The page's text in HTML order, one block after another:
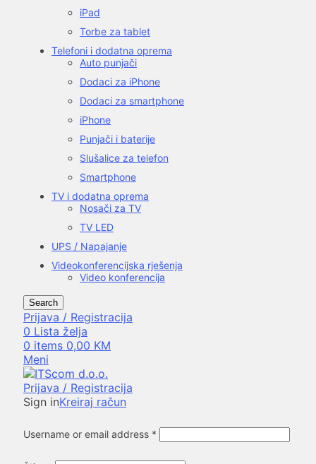
iPad
Torbe za tablet
Telefoni i dodatna oprema
Auto punjači
Dodaci za iPhone
Dodaci za smartphone
iPhone
Punjači i baterije
Slušalice za telefon
Smartphone
TV i dodatna oprema
Nosači za TV
TV LED
UPS / Napajanje
Videokonferencijska rješenja
Video konferencija
Search
Prijava / Registracija
0 Lista želja
0 items 0,00 KM
Meni
Prijava / Registracija
Sign inKreiraj račun
Username or email address *